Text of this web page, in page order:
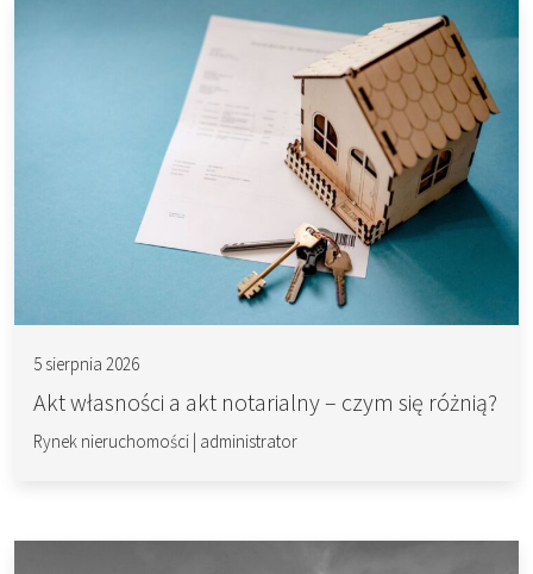
5 sierpnia 2026
Akt własności a akt notarialny – czym się różnią?
Rynek nieruchomości| administrator